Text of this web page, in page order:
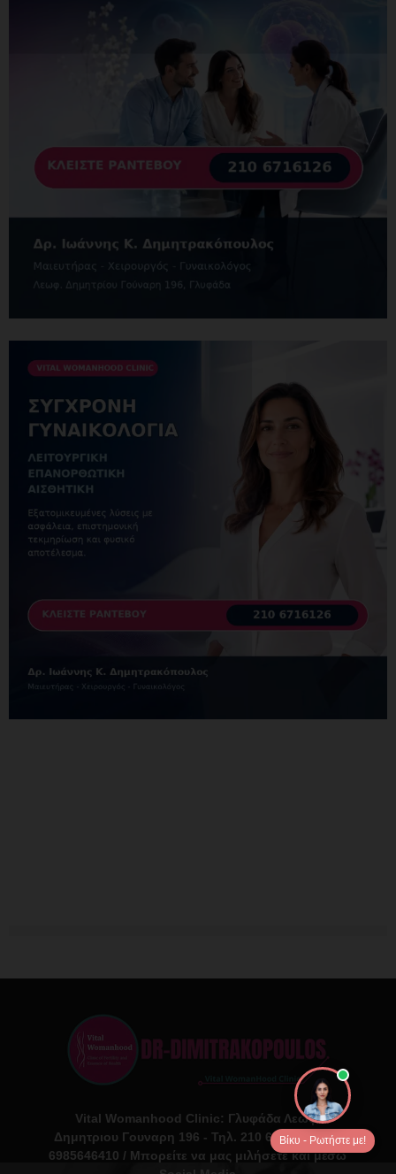
Vital Womanhood Clinic: Γλυφάδα Λεωφ.
Δημητριου Γουναρη 196 - Τηλ. 210 6716126 Κιν.
6985646410 / Μπορείτε να μας μιλήσετε και μέσω
Βίκυ - Ρωτήστε με!